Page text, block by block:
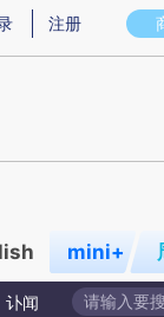
意图存在偏差。不代
注册
mini+
讣闻